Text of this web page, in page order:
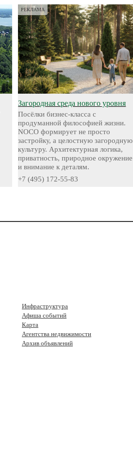
РЕКЛАМА
Загородная среда нового уровня
Посёлки бизнес-класса с
продуманной философией жизни.
NOCO формирует не просто
застройку, а целостную загородную
культуру. Архитектурная логика,
приватность, природное окружение
и внимание к деталям.
+7 (495) 172-55-83
Инфраструктура
Афиша событий
Карта
Агентства недвижимости
Архив объявлений